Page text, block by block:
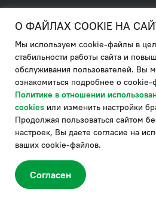
Политика в отношении
Политика
Политика в области управления
по системе
Производитель оставляет за
вносить изменения в комплектацию,
товара, не ухудшающие
О ФАЙЛАХ COOKIE НА
Мы используем cookie-файлы в
стабильности работы сайта и
обслуживания пользователей. Вы
ознакомиться подробнее о cookie-
Политике в отношении
cookies или изменить настройки
Продолжая пользоваться сайтом
настроек, Вы даете согласие на
ваших cookie-файлов.
Согласен